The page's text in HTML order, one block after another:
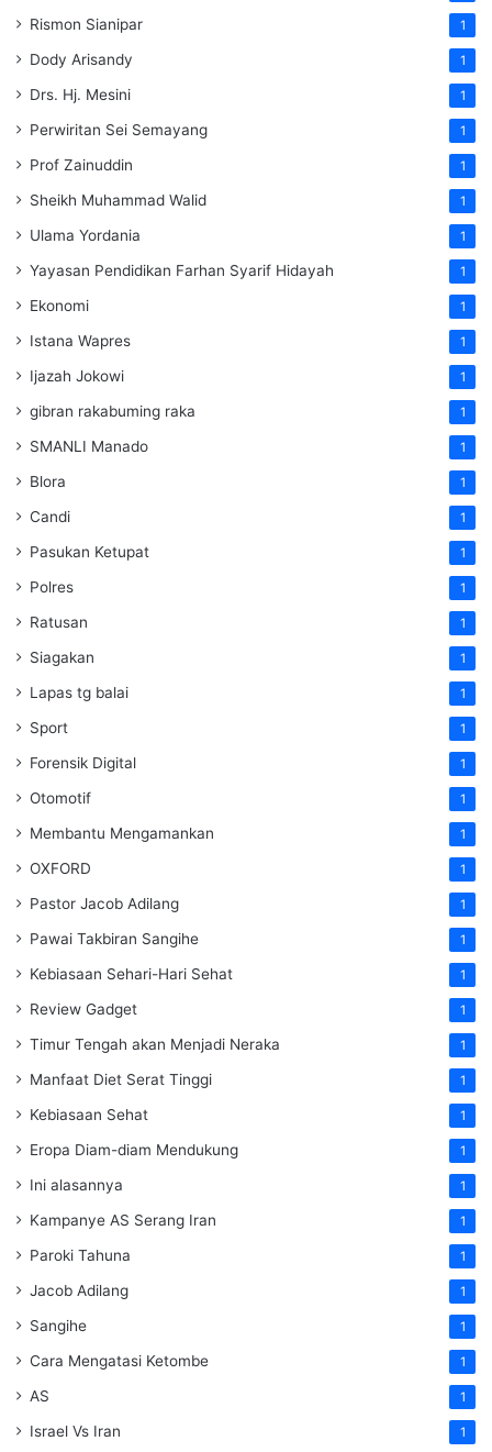
Rismon Sianipar 1
Dody Arisandy 1
Drs. Hj. Mesini 1
Perwiritan Sei Semayang 1
Prof Zainuddin 1
Sheikh Muhammad Walid 1
Ulama Yordania 1
Yayasan Pendidikan Farhan Syarif Hidayah 1
Ekonomi 1
Istana Wapres 1
Ijazah Jokowi 1
gibran rakabuming raka 1
SMANLI Manado 1
Blora 1
Candi 1
Pasukan Ketupat 1
Polres 1
Ratusan 1
Siagakan 1
Lapas tg balai 1
Sport 1
Forensik Digital 1
Otomotif 1
Membantu Mengamankan 1
OXFORD 1
Pastor Jacob Adilang 1
Pawai Takbiran Sangihe 1
Kebiasaan Sehari-Hari Sehat 1
Review Gadget 1
Timur Tengah akan Menjadi Neraka 1
Manfaat Diet Serat Tinggi 1
Kebiasaan Sehat 1
Eropa Diam-diam Mendukung 1
Ini alasannya 1
Kampanye AS Serang Iran 1
Paroki Tahuna 1
Jacob Adilang 1
Sangihe 1
Cara Mengatasi Ketombe 1
AS 1
Israel Vs Iran 1